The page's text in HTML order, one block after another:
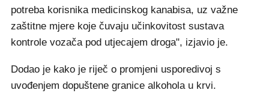
potreba korisnika medicinskog kanabisa, uz važne
zaštitne mjere koje čuvaju učinkovitost sustava
kontrole vozača pod utjecajem droga", izjavio je.
Dodao je kako je riječ o promjeni usporedivoj s
uvođenjem dopuštene granice alkohola u krvi.